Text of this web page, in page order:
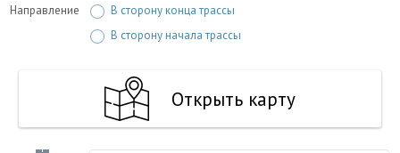
Направление
В сторону конца трассы
В сторону начала трассы
Открыть карту